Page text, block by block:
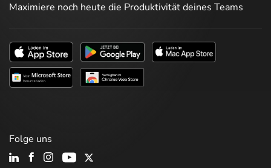
Maximiere noch heute die Produktivität deines Teams
Folge uns